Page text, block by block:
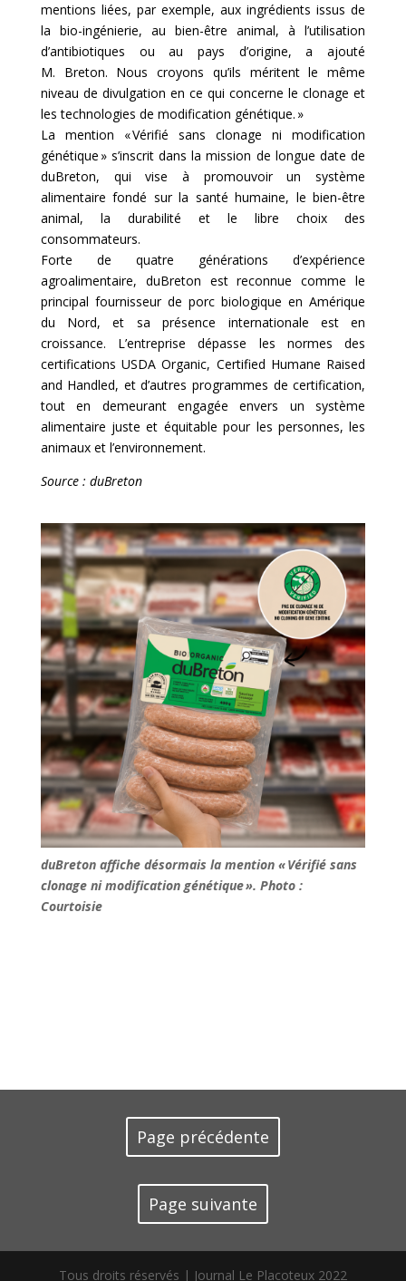
mentions liées, par exemple, aux ingrédients issus de
la bio-ingénierie, au bien-être animal, à l’utilisation
d’antibiotiques ou au pays d’origine, a ajouté
M. Breton. Nous croyons qu’ils méritent le même
niveau de divulgation en ce qui concerne le clonage et
les technologies de modification génétique. »
La mention « Vérifié sans clonage ni modification
génétique » s’inscrit dans la mission de longue date de
duBreton, qui vise à promouvoir un système
alimentaire fondé sur la santé humaine, le bien-être
animal, la durabilité et le libre choix des
consommateurs.
Forte de quatre générations d’expérience
agroalimentaire, duBreton est reconnue comme le
principal fournisseur de porc biologique en Amérique
du Nord, et sa présence internationale est en
croissance. L’entreprise dépasse les normes des
certifications USDA Organic, Certified Humane Raised
and Handled, et d’autres programmes de certification,
tout en demeurant engagée envers un système
alimentaire juste et équitable pour les personnes, les
animaux et l’environnement.
Source : duBreton
duBreton affiche désormais la mention « Vérifié sans
clonage ni modification génétique ». Photo :
Courtoisie
Page précédente
Page suivante
Tous droits réservés | Journal Le Placoteux 2022